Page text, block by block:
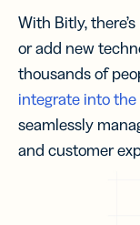
With Bitly,
or add new
thousands of
integrate into
seamlessly
and customer